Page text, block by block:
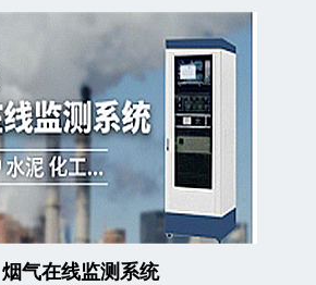
烟气在线监测系统